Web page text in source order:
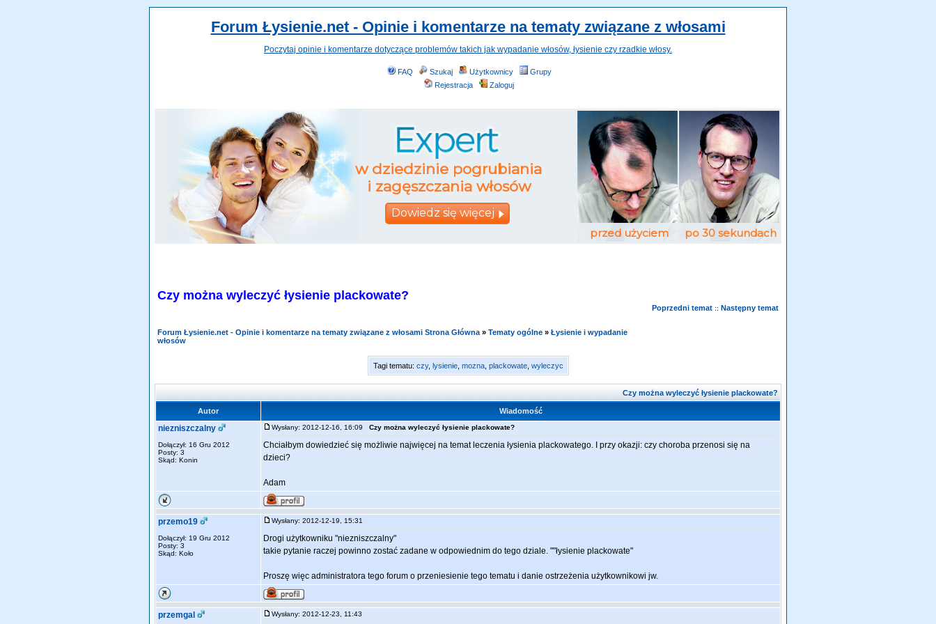
Forum Łysienie.net - Opinie i komentarze na tematy związane z włosami
Poczytaj opinie i komentarze dotyczące problemów takich jak wypadanie włosów, łysienie czy rzadkie włosy.
FAQ Szukaj Użytkownicy
Grupy
Rejestracja
Zaloguj
Czy można wyleczyć łysienie plackowate?
Forum Łysienie.net - Opinie i komentarze na tematy związane z włosami Strona Główna » Tematy ogólne » Łysienie i wypadanie
włosów
Poprzedni temat :: Następny temat
Tagi tematu: czy, lysienie, mozna, plackowate, wyleczyc
Czy można wyleczyć łysienie plackowate?
Autor Wiadomość
niezniszczalny
Dołączył: 16 Gru 2012
Posty: 3
Skąd: Konin
Wysłany: 2012-12-16, 16:09 Czy można wyleczyć łysienie plackowate?
Chciałbym dowiedzieć się możliwie najwięcej na temat leczenia łysienia plackowatego. I przy okazji: czy choroba przenosi się na
dzieci?
Adam
przemo19
Dołączył: 19 Gru 2012
Posty: 3
Skąd: Koło
Wysłany: 2012-12-19, 15:31
Drogi użytkowniku "niezniszczalny"
takie pytanie raczej powinno zostać zadane w odpowiednim do tego dziale. ""łysienie plackowate"
Proszę więc administratora tego forum o przeniesienie tego tematu i danie ostrzeżenia użytkownikowi jw.
przemgal Wysłany: 2012-12-23, 11:43